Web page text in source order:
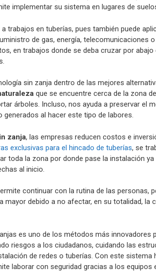
implementar su sistema en lugares de
trabajos en tuberías, pues también puede
de gas, energía, telecomunicaciones o
en trabajos donde se deba cruzar por abajo
sin zanja dentro de las mejores
que se encuentre cerca de la zona
árboles. Incluso, nos ayuda a preservar el
generados al hacer este tipo de labores.
zanja, las empresas reducen costos e
exclusivas para el hincado de tuberías, se
toda la zona por donde pase la instalación
al inicio.
continuar con la rutina de las personas,
debido a no afectar, en su totalidad, la
es uno de los métodos más innovadores
riesgos a los ciudadanos, cuidando las
de redes o tuberías. Con este sistema
laborar con seguridad gracias a los equipos